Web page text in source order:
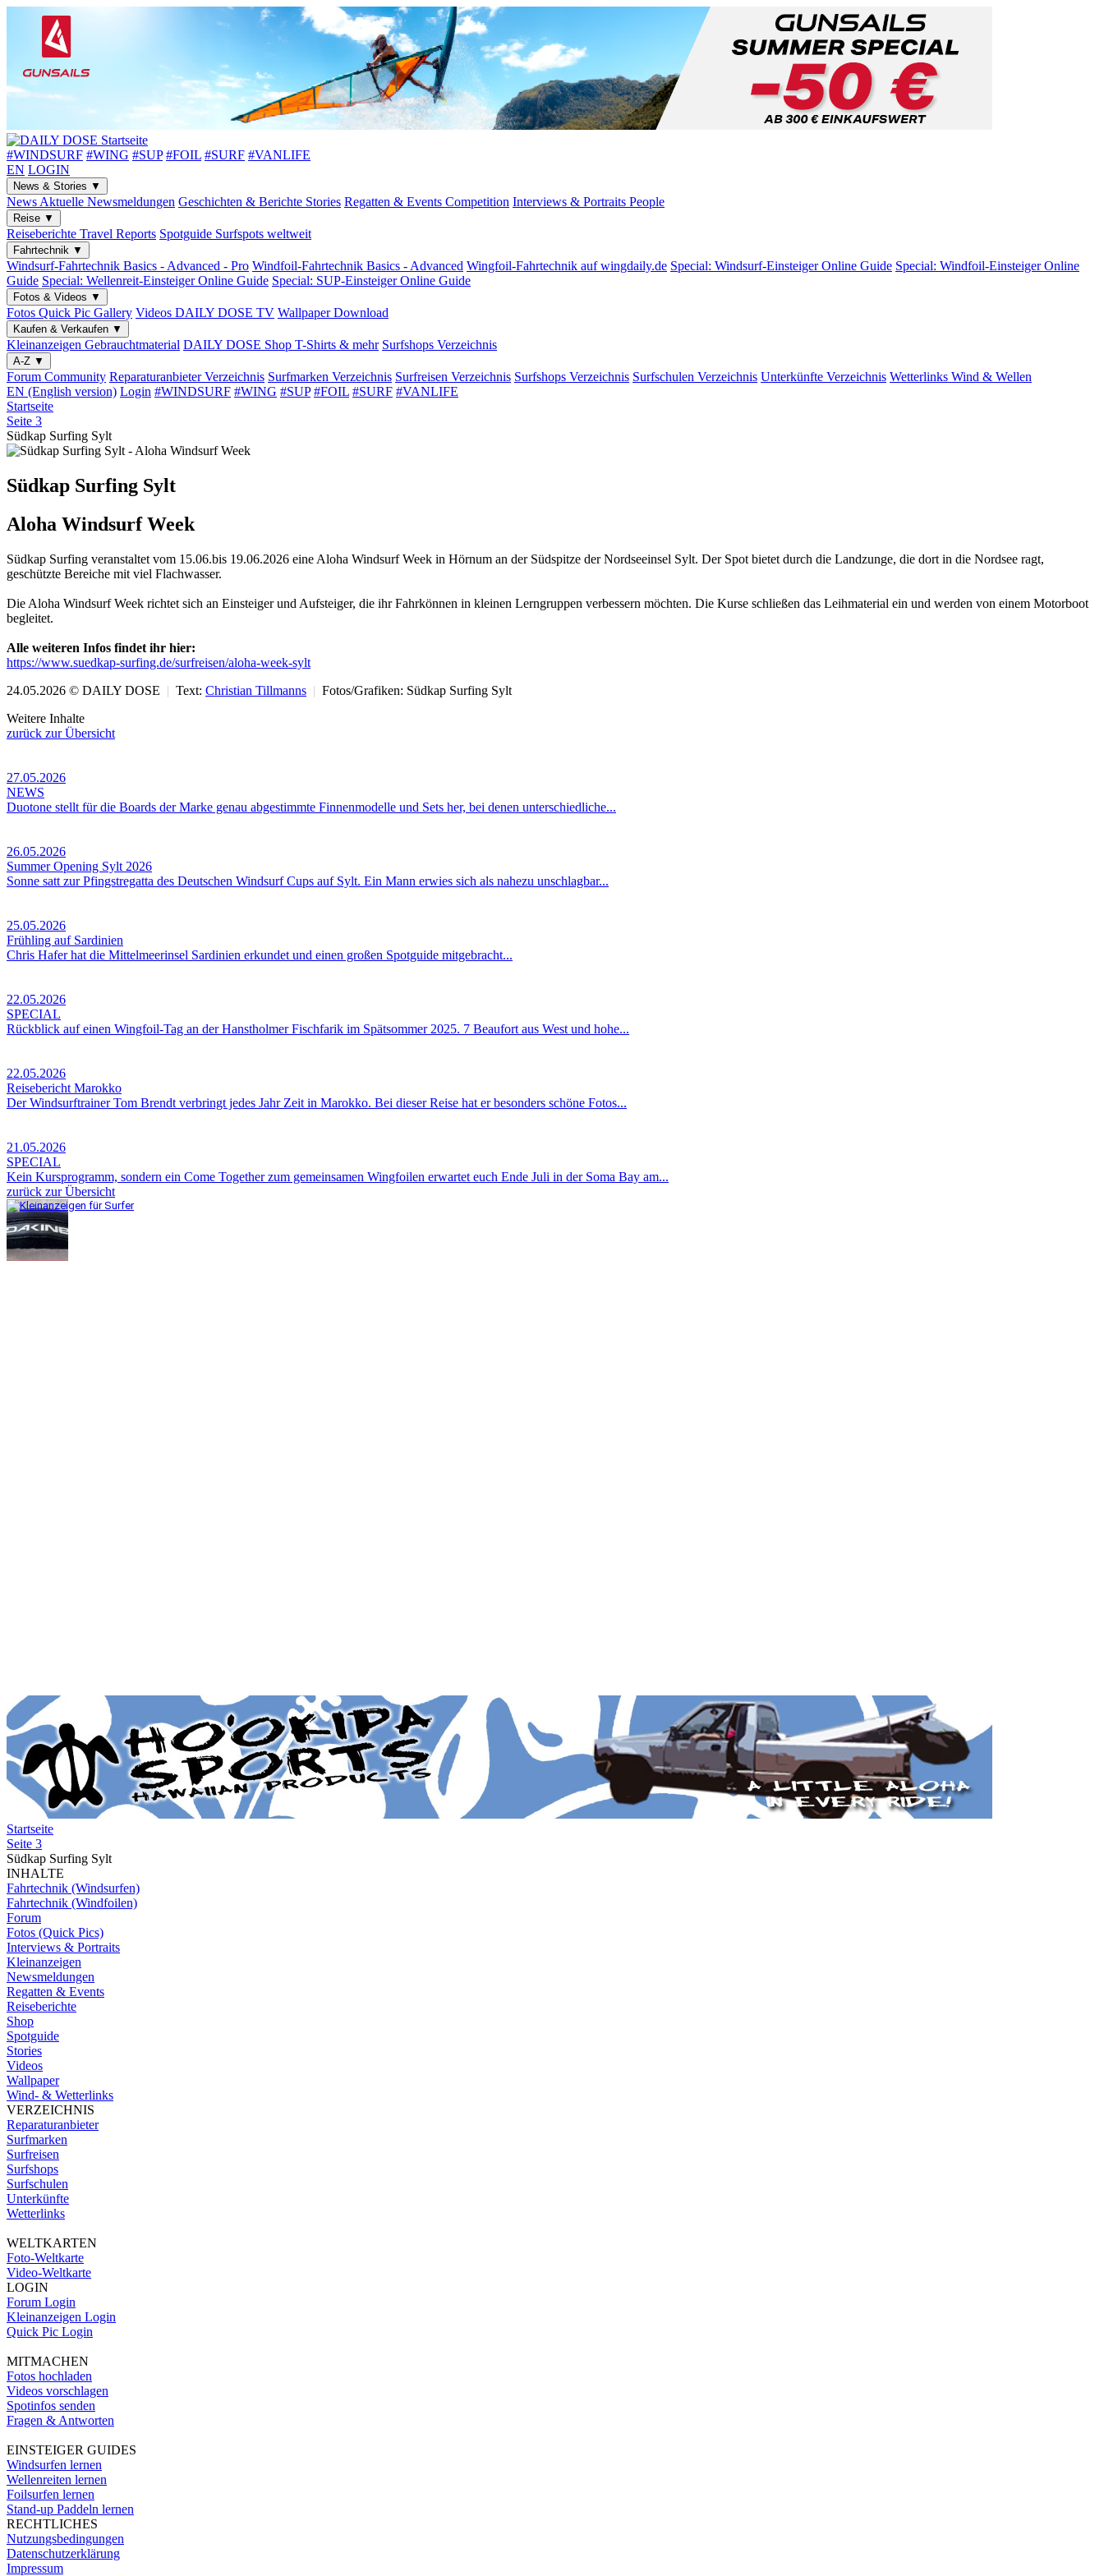
#WINDSURF #WING #SUP #FOIL #SURF #VANLIFE
EN LOGIN
News & Stories ▼
News Aktuelle Newsmeldungen Geschichten & Berichte Stories Regatten & Events Competition Interviews & Portraits People
Reise ▼
Reiseberichte Travel Reports Spotguide Surfspots weltweit
Fahrtechnik ▼
Windsurf-Fahrtechnik Basics - Advanced - Pro Windfoil-Fahrtechnik Basics - Advanced Wingfoil-Fahrtechnik auf wingdaily.de Special: Windsurf-EinsteigerOnline Guide Special: Windfoil-EinsteigerOnline
Guide Special: Wellenreit-EinsteigerOnline Guide Special: SUP-EinsteigerOnline Guide
Fotos & Videos ▼
Fotos Quick Pic Gallery Videos DAILY DOSE TV WallpaperDownload
Kaufen & Verkaufen ▼
Kleinanzeigen Gebrauchtmaterial DAILY DOSE Shop T-Shirts & mehr Surfshops Verzeichnis
A-Z ▼
Forum Community ReparaturanbieterVerzeichnis Surfmarken Verzeichnis Surfreisen Verzeichnis Surfshops Verzeichnis Surfschulen Verzeichnis Unterkünfte Verzeichnis Wetterlinks Wind & Wellen
EN (English version) Login #WINDSURF #WING #SUP #FOIL #SURF #VANLIFE
Startseite
Seite 3
Südkap Surfing Sylt
Südkap Surfing Sylt
Aloha Windsurf Week
Südkap Surfing veranstaltet vom 15.06.bis 19.06.2026 eine Aloha Windsurf Week in Hörnum an der Südspitze der Nordseeinsel Sylt. Der Spot bietet durch die Landzunge, die dort in die Nordsee ragt,
geschützte Bereiche mit viel Flachwasser.
Die Aloha Windsurf Week richtet sich an Einsteiger und Aufsteiger, die ihr Fahrkönnen in kleinen Lerngruppen verbessern möchten. Die Kurse schließen das Leihmaterial ein und werden von einem Motorboot
begleitet.
Alle weiteren Infos findet ihr hier:
https://www.suedkap-surfing.de/surfreisen/aloha-week-sylt
24.05.2026 © DAILY DOSE | Text: Christian Tillmanns | Fotos/Grafiken: Südkap Surfing Sylt
Weitere Inhalte
zurück zur Übersicht
27.05.2026
NEWS
Duotone stellt für die Boards der Marke genau abgestimmte Finnenmodelle und Sets her, bei denen unterschiedliche...
26.05.2026
Summer Opening Sylt 2026
Sonne satt zur Pfingstregatta des Deutschen Windsurf Cups auf Sylt. Ein Mann erwies sich als nahezu unschlagbar...
25.05.2026
Frühling auf Sardinien
Chris Hafer hat die Mittelmeerinsel Sardinien erkundet und einen großen Spotguide mitgebracht...
22.05.2026
SPECIAL
Rückblick auf einen Wingfoil-Tag an der Hanstholmer Fischfarik im Spätsommer 2025. 7 Beaufort aus West und hohe...
22.05.2026
Reisebericht Marokko
Der Windsurftrainer Tom Brendt verbringt jedes Jahr Zeit in Marokko. Bei dieser Reise hat er besonders schöne Fotos...
21.05.2026
SPECIAL
Kein Kursprogramm, sondern ein Come Together zum gemeinsamen Wingfoilen erwartet euch Ende Juli in der Soma Bay am...
zurück zur Übersicht
Startseite
Seite 3
Südkap Surfing Sylt
INHALTE
Fahrtechnik (Windsurfen)
Fahrtechnik (Windfoilen)
Forum
Fotos (Quick Pics)
Interviews & Portraits
Kleinanzeigen
Newsmeldungen
Regatten & Events
Reiseberichte
Shop
Spotguide
Stories
Videos
Wallpaper
Wind- & Wetterlinks
VERZEICHNIS
Reparaturanbieter
Surfmarken
Surfreisen
Surfshops
Surfschulen
Unterkünfte
Wetterlinks
WELTKARTEN
Foto-Weltkarte
Video-Weltkarte
LOGIN
Forum Login
Kleinanzeigen Login
Quick Pic Login
MITMACHEN
Fotos hochladen
Videos vorschlagen
Spotinfos senden
Fragen & Antworten
EINSTEIGER GUIDES
Windsurfen lernen
Wellenreiten lernen
Foilsurfen lernen
Stand-up Paddeln lernen
RECHTLICHES
Nutzungsbedingungen
Datenschutzerklärung
Impressum